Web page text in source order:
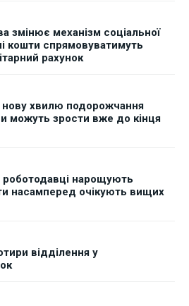
механізм соціальної
кошти спрямовуватимуть
рахунок
хвилю подорожчання
можуть зрости вже до кінця
роботодавці нарощують
насамперед очікують вищих
відділення у